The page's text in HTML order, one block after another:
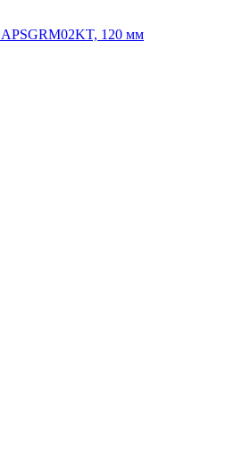
APSGRM02KT, 120 мм